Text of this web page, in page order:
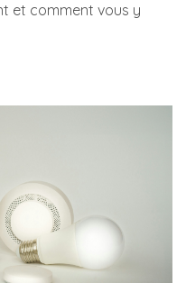
et comment vous y